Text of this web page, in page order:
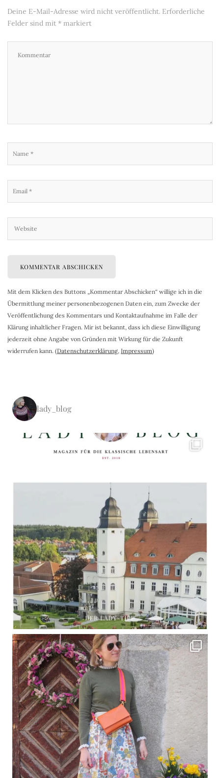
Deine E-Mail-Adresse wird nicht veröffentlicht. Erforderliche
Felder sind mit * markiert
Mit dem Klicken des Buttons „Kommentar Abschicken“ willige ich in die
Übermittlung meiner personenbezogenen Daten ein, zum Zwecke der
Veröffentlichung des Kommentars und Kontaktaufnahme im Falle der
Klärung inhaltlicher Fragen. Mir ist bekannt, dass ich diese Einwilligung
jederzeit ohne Angabe von Gründen mit Wirkung für die Zukunft
widerrufen kann. (Datenschutzerklärung, Impressum)
lady_blog